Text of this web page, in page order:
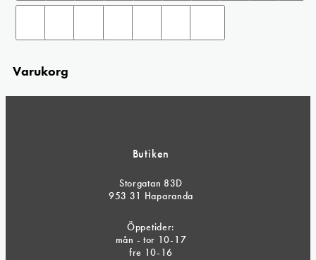
Varukorg
Butiken
Storgatan 83D
953 31 Haparanda
Öppetider:
mån - tor 10-17
fre 10-16